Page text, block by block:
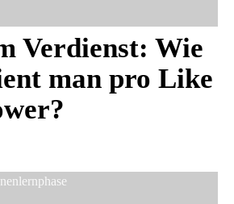
Verdienst: Wie
man pro Like